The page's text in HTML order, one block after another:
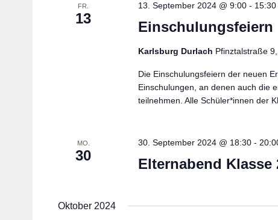
FR.
13
Einschulungsfeiern
13. September 2024 @ 9:00 - 15:30
Karlsburg Durlach Pfinztalstraße
Die Einschulungsfeiern der neuen
Einschulungen, an denen auch die
teilnehmen. Alle Schüler*innen der
MO.
30
Elternabend Klasse
30. September 2024 @ 18:30 -
Oktober 2024